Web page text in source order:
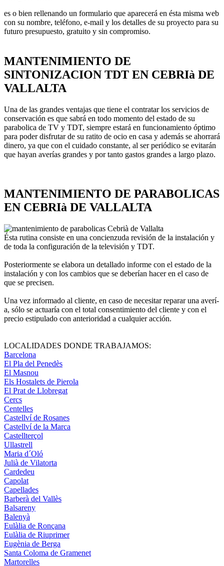
es o bien rellenando un formulario que aparecerá en ésta misma web
con su nombre, teléfono, e-mail y los detalles de su proyecto para su
futuro presupuesto, gratuito y sin compromiso.
MANTENIMIENTO DE
SINTONIZACION TDT EN CEBRIà DE
VALLALTA
Una de las grandes ventajas que tiene el contratar los servicios de
conservación es que sabrá en todo momento del estado de su
parabolica de TV y TDT, siempre estará en funcionamiento óptimo
para poder disfrutar de su ratito de ocio en casa y además se ahorrará
dinero, ya que con el cuidado constante, al ser periódico se evitarán
que hayan averí­as grandes y por tanto gastos grandes a largo plazo.
MANTENIMIENTO DE PARABOLICAS
EN CEBRIà DE VALLALTA
Ésta rutina consiste en una concienzuda revisión de la instalación y
de toda la configuración de la televisión y TDT.
Posteriormente se elabora un detallado informe con el estado de la
instalación y con los cambios que se deberí­an hacer en el caso de
que se precisen.
Una vez informado al cliente, en caso de necesitar reparar una averí­
a, sólo se actuarí­a con el total consentimiento del cliente y con el
precio estipulado con anterioridad a cualquier acción.
LOCALIDADES DONDE TRABAJAMOS:
Barcelona
El Pla del Penedès
El Masnou
Els Hostalets de Pierola
El Prat de Llobregat
Cercs
Centelles
Castellví de Rosanes
Castellví de la Marca
Castellterçol
Ullastrell
Maria d´Oló
Julià de Vilatorta
Cardedeu
Capolat
Capellades
Barberà del Vallès
Balsareny
Balenyà
Eulàlia de Ronçana
Eulàlia de Riuprimer
Eugènia de Berga
Santa Coloma de Gramenet
Martorelles